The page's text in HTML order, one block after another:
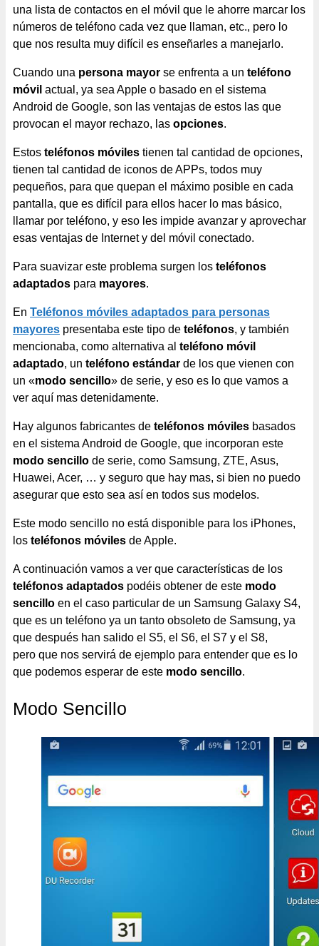
una lista de contactos en el móvil que le ahorre marcar los
números de teléfono cada vez que llaman, etc., pero lo
que nos resulta muy difícil es enseñarles a manejarlo.
Cuando una persona mayor se enfrenta a un teléfono
móvil actual, ya sea Apple o basado en el sistema
Android de Google, son las ventajas de estos las que
provocan el mayor rechazo, las opciones.
Estos teléfonos móviles tienen tal cantidad de opciones,
tienen tal cantidad de iconos de APPs, todos muy
pequeños, para que quepan el máximo posible en cada
pantalla, que es difícil para ellos hacer lo mas básico,
llamar por teléfono, y eso les impide avanzar y aprovechar
esas ventajas de Internet y del móvil conectado.
Para suavizar este problema surgen los teléfonos
adaptados para mayores.
En Teléfonos móviles adaptados para personas
mayores presentaba este tipo de teléfonos, y también
mencionaba, como alternativa al teléfono móvil
adaptado, un teléfono estándar de los que vienen con
un «modo sencillo» de serie, y eso es lo que vamos a
ver aquí mas detenidamente.
Hay algunos fabricantes de teléfonos móviles basados
en el sistema Android de Google, que incorporan este
modo sencillo de serie, como Samsung, ZTE, Asus,
Huawei, Acer, … y seguro que hay mas, si bien no puedo
asegurar que esto sea así en todos sus modelos.
Este modo sencillo no está disponible para los iPhones,
los teléfonos móviles de Apple.
A continuación vamos a ver que características de los
teléfonos adaptados podéis obtener de este modo
sencillo en el caso particular de un Samsung Galaxy S4,
que es un teléfono ya un tanto obsoleto de Samsung, ya
que después han salido el S5, el S6, el S7 y el S8,
pero que nos servirá de ejemplo para entender que es lo
que podemos esperar de este modo sencillo.
Modo Sencillo